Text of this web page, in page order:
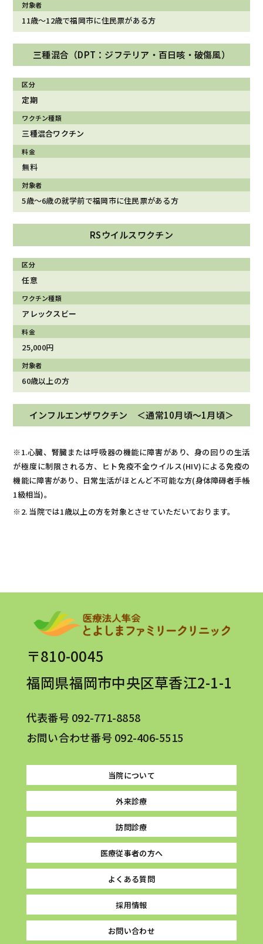
11歳〜12歳で福岡市に住民票がある方
三種混合（DPT：ジフテリア・百日咳・破傷風）
定期
三種混合ワクチン
無料
5歳〜6歳の就学前で福岡市に住民票がある方
RSウイルスワクチン
任意
アレックスビー
25,000円
60歳以上の方
インフルエンザワクチン ＜通常10月頃〜1月頃＞
※1.心臓、腎臓または呼吸器の機能に障害があり、身の回りの生活
が極度に制限される方、ヒト免疫不全ウイルス(HIV)による免疫の
機能に障害があり、日常生活がほとんど不可能な方(身体障碍者手帳
1級相当)。
※2. 当院では1歳以上の方を対象とさせていただいております。
〒810-0045
福岡県福岡市中央区草香江2-1-1
代表番号 092-771-8858
お問い合わせ番号 092-406-5515
当院について
外来診療
訪問診療
医療従事者の方へ
よくある質問
採用情報
お問い合わせ